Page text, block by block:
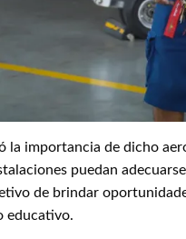
la importancia de dicho
puedan
de brindar
educativo.